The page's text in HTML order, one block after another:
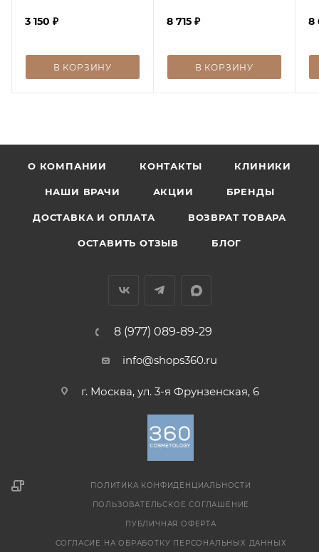
Amino Acid Cleanser
3 150 ₽
В КОРЗИНУ
Pads, 60 шт
8 715 ₽
В КОРЗИНУ
8
О КОМПАНИИ КОНТАКТЫ КЛИНИКИ
НАШИ ВРАЧИ АКЦИИ БРЕНДЫ
ДОСТАВКА И ОПЛАТА ВОЗВРАТ ТОВАРА
ОСТАВИТЬ ОТЗЫВ БЛОГ
8 (977) 089-89-29
info@shops360.ru
г. Москва, ул. 3-я Фрунзенская, 6
ПОЛИТИКА КОНФИДЕНЦИАЛЬНОСТИ
ПОЛЬЗОВАТЕЛЬСКОЕ СОГЛАШЕНИЕ
ПУБЛИЧНАЯ ОФЕРТА
СОГЛАСИЕ НА ОБРАБОТКУ ПЕРСОНАЛЬНЫХ ДАННЫХ